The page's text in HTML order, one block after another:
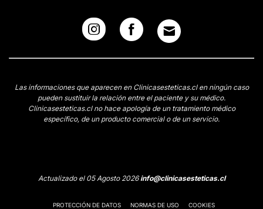
Las informaciones que aparecen en Clinicasesteticas.cl en ningún caso
pueden sustituir la relación entre el paciente y su médico.
Clinicasesteticas.cl no hace apología de un tratamiento médico
específico, de un producto comercial o de un servicio.
Actualizado el 05 Agosto 2026info@clinicasesteticas.cl
PROTECCIÓN DE DATOS NORMAS DE USO COOKIES